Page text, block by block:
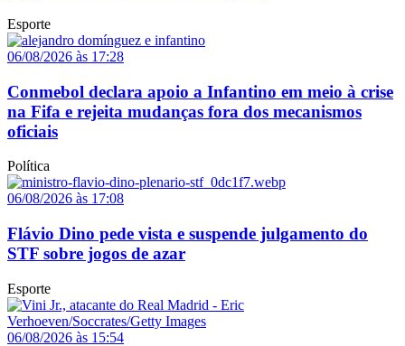
Esporte
06/08/2026 às 17:28
Conmebol declara apoio a Infantino em meio à crise
na Fifa e rejeita mudanças fora dos mecanismos
oficiais
Política
06/08/2026 às 17:08
Flávio Dino pede vista e suspende julgamento do
STF sobre jogos de azar
Esporte
06/08/2026 às 15:54